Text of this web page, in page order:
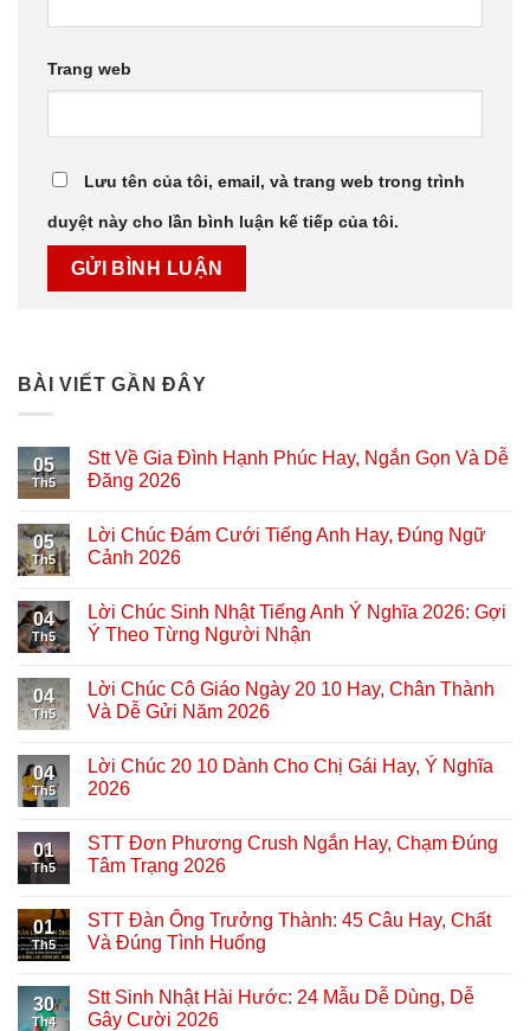
Trang web
Lưu tên của tôi, email, và trang web trong trình
duyệt này cho lần bình luận kế tiếp của tôi.
BÀI VIẾT GẦN ĐÂY
05
Th5
Stt Về Gia Đình Hạnh Phúc Hay, Ngắn Gọn Và Dễ
Đăng 2026
05
Th5
Lời Chúc Đám Cưới Tiếng Anh Hay, Đúng Ngữ
Cảnh 2026
04
Th5
Lời Chúc Sinh Nhật Tiếng Anh Ý Nghĩa 2026: Gợi
Ý Theo Từng Người Nhận
04
Th5
Lời Chúc Cô Giáo Ngày 20 10 Hay, Chân Thành
Và Dễ Gửi Năm 2026
04
Th5
Lời Chúc 20 10 Dành Cho Chị Gái Hay, Ý Nghĩa
2026
01
Th5
STT Đơn Phương Crush Ngắn Hay, Chạm Đúng
Tâm Trạng 2026
01
Th5
STT Đàn Ông Trưởng Thành: 45 Câu Hay, Chất
Và Đúng Tình Huống
30
Th4
Stt Sinh Nhật Hài Hước: 24 Mẫu Dễ Dùng, Dễ
Gây Cười 2026